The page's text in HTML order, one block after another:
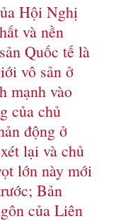
Hội Nghị
và nền
Quốc tế là
vô sản ở
mạnh vào
của chủ
động ở
lại và chủ
lớn này mới
Bản
của Liên